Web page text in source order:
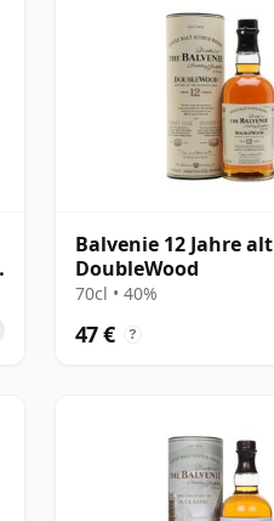
Balvenie 12 Jahre alt
DoubleWood
70cl • 40%
47 € ?